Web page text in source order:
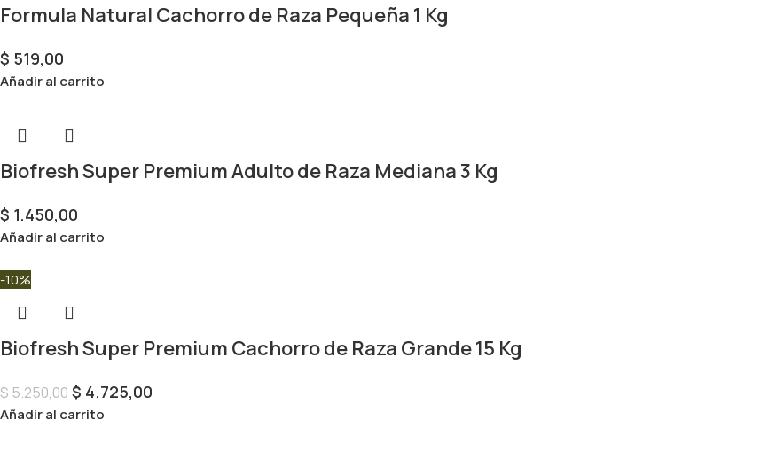
Formula Natural Cachorro de Raza Pequeña 1 Kg
$ 519,00
Añadir al carrito
Biofresh Super Premium Adulto de Raza Mediana 3 Kg
$ 1.450,00
Añadir al carrito
-10%
Biofresh Super Premium Cachorro de Raza Grande 15 Kg
$5.250,00$ 4.725,00
Añadir al carrito